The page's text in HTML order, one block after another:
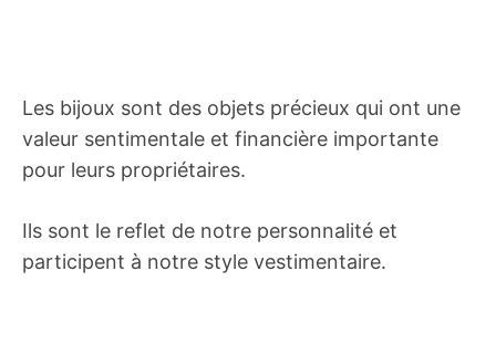
Les bijoux sont des objets précieux qui ont une
valeur sentimentale et financière importante
pour leurs propriétaires.
Ils sont le reflet de notre personnalité et
participent à notre style vestimentaire.